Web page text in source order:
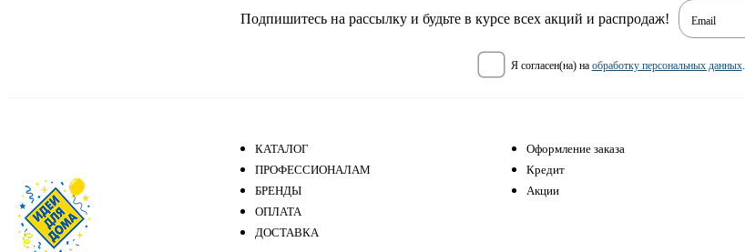
Подпишитесь на рассылку и будьте в курсе всех акций и распродаж! Email
я согласен(на) на обработку персональных данных.
КАТАЛОГ
ПРОФЕССИОНАЛАМ
БРЕНДЫ
ОПЛАТА
ДОСТАВКА
Оформление заказа
Кредит
Акции